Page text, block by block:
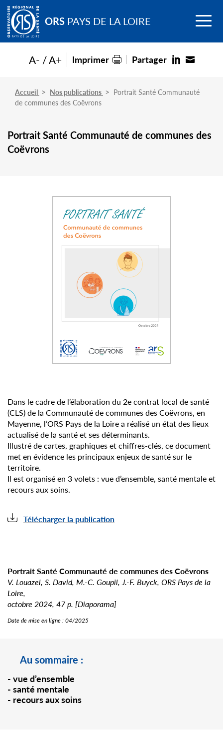
Go to
main
content ORS PAYS DE LA LOIRE Menu
Accueil Nos publications
Portrait Santé Communauté
de communes des Coëvrons
Portrait Santé Communauté de communes des
Coëvrons
A- A+ Imprimer Partager
Dans le cadre de l’élaboration du 2e contrat local de santé
(CLS) de la Communauté de communes des Coëvrons, en
Mayenne, l’ORS Pays de la Loire a réalisé un état des lieux
actualisé de la santé et ses déterminants.
Illustré de cartes, graphiques et chiffres-clés, ce document
met en évidence les principaux enjeux de santé sur le
territoire.
Il est organisé en 3 volets : vue d’ensemble, santé mentale et
recours aux soins.
Télécharger la publication
Portrait Santé Communauté de communes des Coëvrons
V. Louazel, S. David, M.-C. Goupil, J.-F. Buyck, ORS Pays de la
Loire,
octobre 2024, 47 p. [Diaporama]
Date de mise en ligne :04/2025
Au sommaire :
- vue d’ensemble
- santé mentale
- recours aux soins